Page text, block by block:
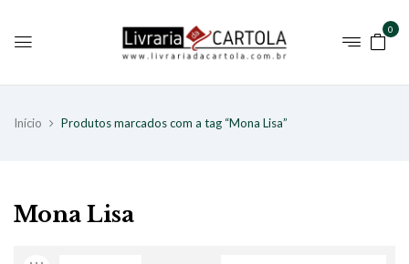
0
Início Produtos marcados com a tag “Mona Lisa”
Mona Lisa